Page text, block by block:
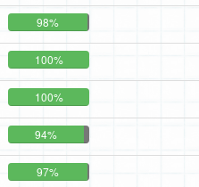
98%
100%
100%
94%
97%